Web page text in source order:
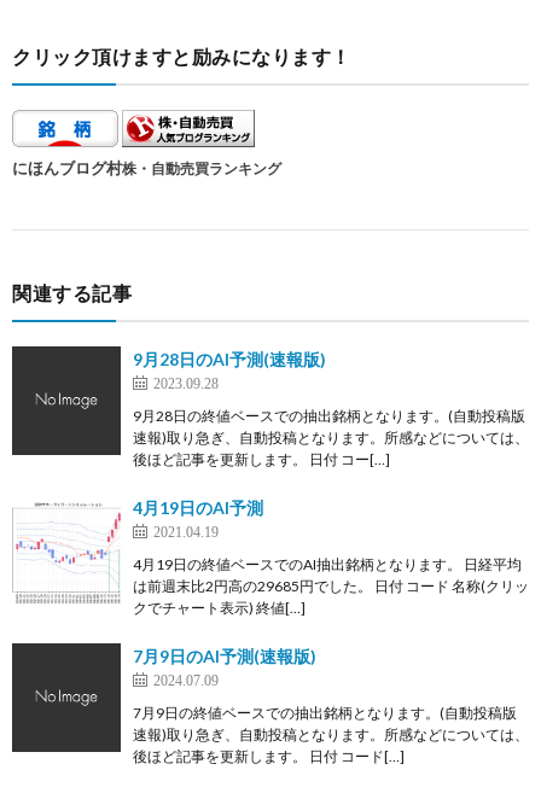
クリック頂けますと励みになります！
にほんブログ村株・自動売買ランキング
関連する記事
9月28日のAI予測(速報版)
2023.09.28
9月28日の終値ベースでの抽出銘柄となります。(自動投稿版
速報)取り急ぎ、自動投稿となります。所感などについては、
後ほど記事を更新します。 日付 コー[…]
4月19日のAI予測
2021.04.19
4月19日の終値ベースでのAI抽出銘柄となります。 日経平均
は前週末比2円高の29685円でした。 日付 コード 名称(クリッ
クでチャート表示) 終値[…]
7月9日のAI予測(速報版)
2024.07.09
7月9日の終値ベースでの抽出銘柄となります。(自動投稿版
速報)取り急ぎ、自動投稿となります。所感などについては、
後ほど記事を更新します。 日付 コード[…]